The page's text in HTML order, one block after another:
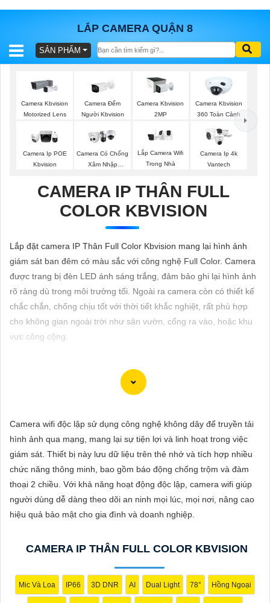
LẮP CAMERA QUẬN 8
BÁO
TRỌN
GÓI
SẢN
VẤN
LẮP
ĐẶT
PHỤ
KIỆN
VẤN
DỊCH
VỤ
SẢN PHẨM
Camera Kbvision
Motorized Lens
Camera Đếm
Người Kbvision
Camera Kbvision
2MP
Camera Kbvision
360 Toàn Cảnh
Camera Ip POE
Kbvision
Camera Có Chống
Xâm Nhập
Lắp Camera Wifi
Trong Nhà
Camera Ip 4k
Vantech
CAMERA IP THÂN FULL
COLOR KBVISION
Lắp đặt camera IP Thân Full Color Kbvision mang lại hình ảnh
giám sát ban đêm có màu sắc với công nghệ Full Color. Camera
được trang bị đèn LED ánh sáng trắng, đảm bảo ghi lại hình ảnh
rõ ràng dù trong môi trường tối. Ngoài ra camera còn có thiết kế
chắc chắn, chống chịu tốt với thời tiết khắc nghiệt, rất phù hợp
cho không gian ngoài trời như sân vườn, cổng ra vào, hoặc khu
vực công cộng.
Kbvision mang đến cho bạn hình ảnh chất lượng cao, rõ nét và
Bạn có thể điều chỉnh và thêm vào nội dung trên để phù hợp với
nhu cầu cụ thể của bạn. Chúc bạn thành công!
Camera wifi độc lập sử dụng công nghệ không dây để truyền tải
hình ảnh qua mạng, mang lại sự tiện lợi và linh hoạt trong việc
giám sát. Thiết bị này lưu dữ liệu trên thẻ nhớ và tích hợp nhiều
chức năng thông minh, bao gồm báo động chống trộm và đàm
thoại 2 chiều. Với khả năng hoạt động độc lập, camera wifi giúp
người dùng dễ dàng theo dõi an ninh mọi lúc, mọi nơi, nâng cao
hiệu quả bảo mật cho gia đình và doanh nghiệp.
CAMERA IP THÂN FULL COLOR KBVISION
Mic Và Loa IP66 3D DNR AI Dual Light 78° Hồng Ngoại